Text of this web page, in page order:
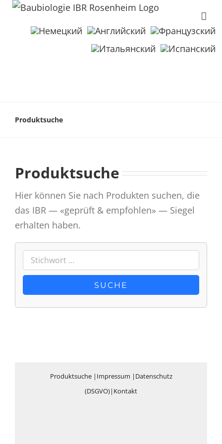
Produktsuche
Produktsuche
Hier können Sie nach Produkten suchen, die
das IBR — «geprüft & empfohlen» — Siegel
erhalten haben.
Produktsuche| Impressum | Datenschutz
(DSGVO)| Kontakt